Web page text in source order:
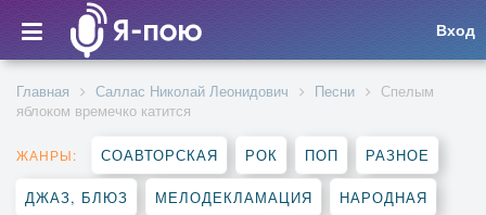
Вход
Главная Саллас Николай Леонидович Песни
Спелым
яблоком времечко катится
ЖАНРЫ: СОАВТОРСКАЯ РОК ПОП РАЗНОЕ
ДЖАЗ, БЛЮЗ МЕЛОДЕКЛАМАЦИЯ НАРОДНАЯ